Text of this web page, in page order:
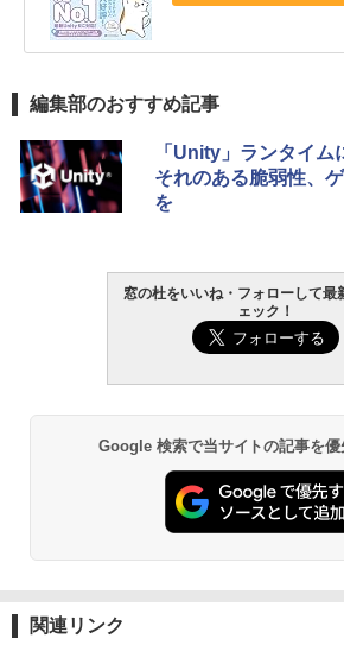
編集部のおすすめ記事
「Unity」ランタイ
それのある脆弱性、
を
窓の杜をいいね・フォローして最
ェック！
Google 検索で当サイトの記事を優
関連リンク